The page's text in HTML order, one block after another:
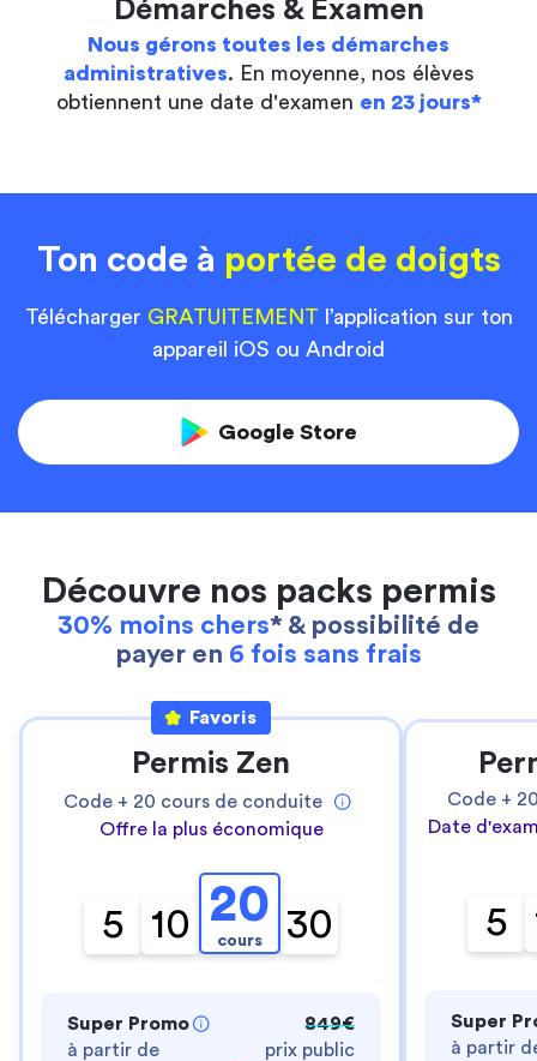
Démarches & Examen
Nous gérons toutes les démarches
administratives. En moyenne, nos élèves
obtiennent une date d'examen en 23 jours*
Ton code à portée de doigts
Télécharger GRATUITEMENT l’application sur ton
appareil iOS ou Android
Google Store
Découvre nos packs permis
30% moins chers* & possibilité de
payer en 6 fois sans frais
Favoris
Permis Zen
Code + 20 cours de conduite
Offre la plus économique
5 10 20
cours 30
Super Promo
à partir de
849€
prix public
Code +
Date
5
Super
à partir